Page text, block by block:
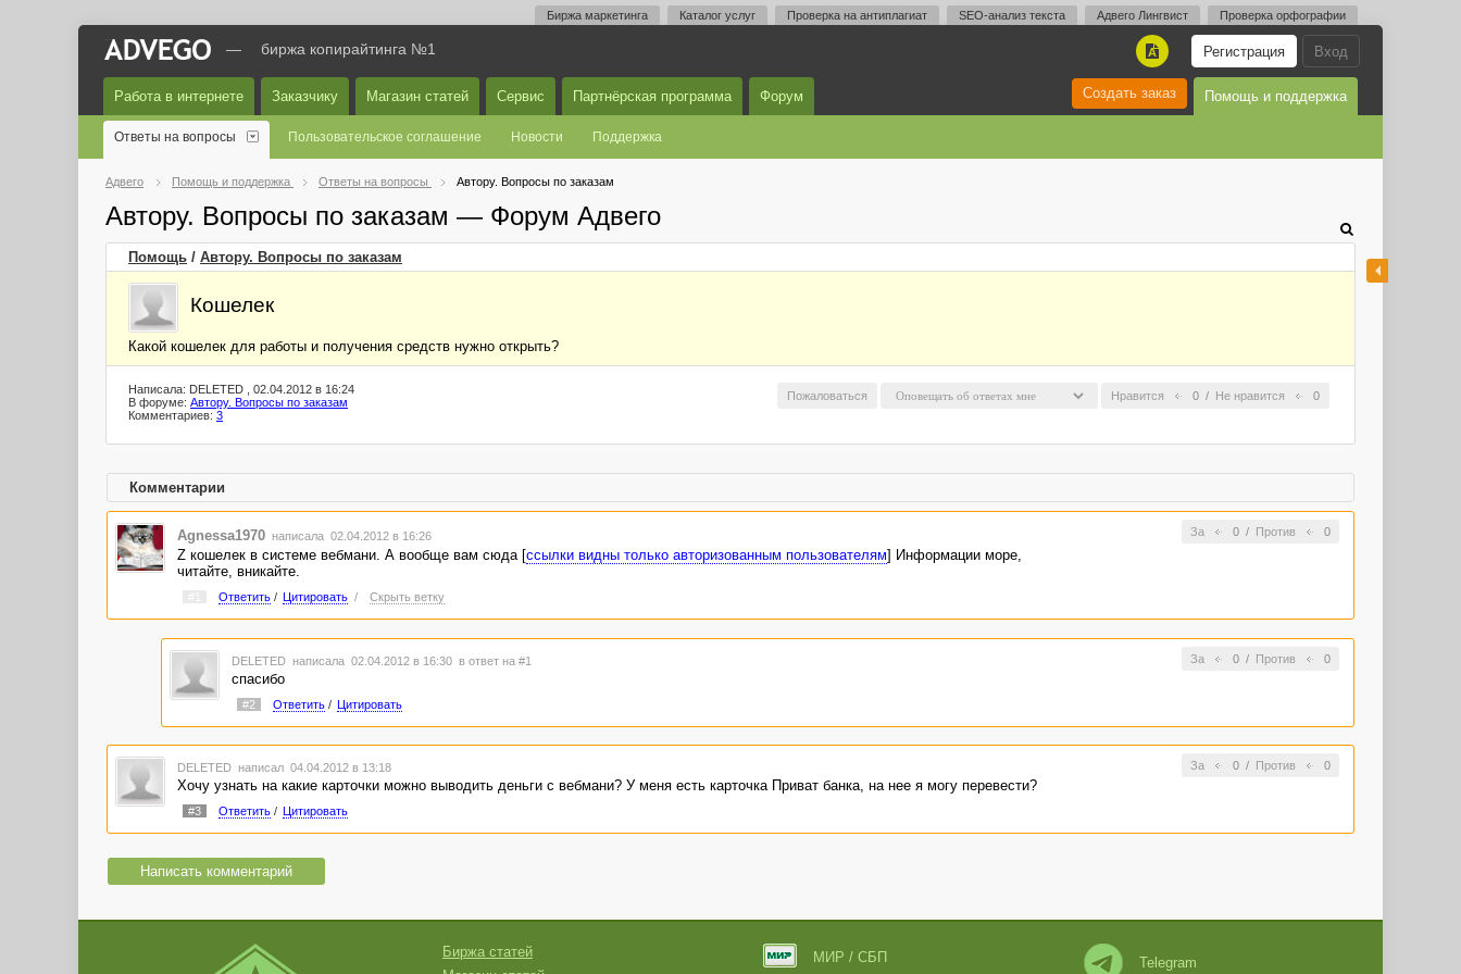
Биржа маркетинга Каталог услуг Проверка на антиплагиат SEO-анализ текста Адвего Лингвист Проверка орфографии
Вход
Регистрация
A
— биржа копирайтинга №1
Работа в интернете Заказчику Магазин статей Сервис Партнёрская программа Форум Помощь и поддержка
Создать заказ
Ответы на вопросы Пользовательское соглашение Новости Поддержка
Адвего Помощь и поддержка Ответы на вопросы Автору. Вопросы по заказам
Автору. Вопросы по заказам — Форум Адвего
Помощь / Автору. Вопросы по заказам
Кошелек
Какой кошелек для работы и получения средств нужно открыть?
Нравится 0 / Не нравится 0
Пожаловаться
Написала: DELETED , 02.04.2012 в 16:24
В форуме: Автору. Вопросы по заказам
Комментариев: 3
Комментарии
За 0/ Против 0
Agnessa1970 написала 02.04.2012 в 16:26
Z кошелек в системе вебмани. А вообще вам сюда [ссылки видны только авторизованным пользователям] Информации море,
читайте, вникайте.
Ответить/ Цитировать / Скрыть ветку
За 0/ Против 0
DELETED написала 02.04.2012 в 16:30 в ответ на #1
спасибо
#2 Ответить/ Цитировать
За 0/ Против 0
DELETED написал 04.04.2012 в 13:18
Хочу узнать на какие карточки можно выводить деньги с вебмани? У меня есть карточка Приват банка, на нее я могу перевести?
#3 Ответить/ Цитировать
Написать комментарий
Биржа статей
МИР / СБП Telegram